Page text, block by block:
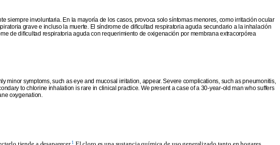
siempre involuntaria. En la mayoría de los casos, provoca solo síntomas menores, como irritación ocular
grave e incluso la muerte. El síndrome de dificultad respiratoria aguda secundario a la inhalación
de dificultad respiratoria aguda con requerimiento de oxigenación por membrana extracorpórea
symptoms, such as eye and mucosal irritation, appear. Severe complications, such as pneumonitis,
to chlorine inhalation is rare in clinical practice. We present a case of a 30-year-old man who suffers
oxygenation.
1